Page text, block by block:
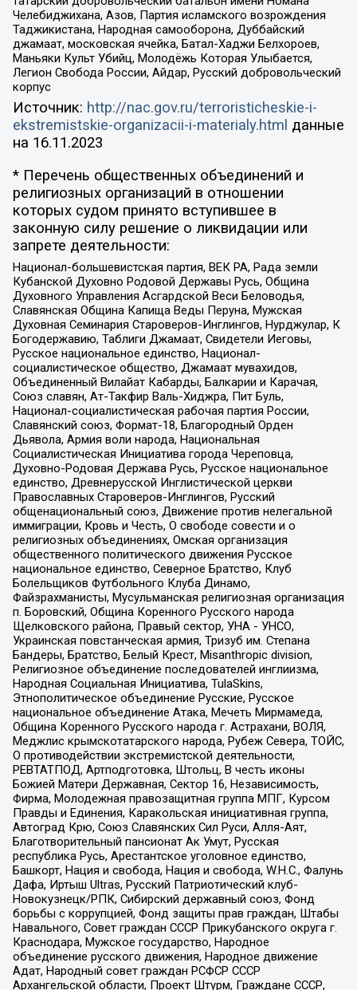
Челебиджихана, Азов, Партия исламского возрождения
Таджикистана, Народная самооборона, Дуббайский
джамаат, московская ячейка, Батал-Хаджи Белхороев,
Маньяки Культ Убийц, Молодёжь Которая Улыбается,
Легион Свобода России, Айдар, Русский добровольческий
корпус
Источник: http://nac.gov.ru/terroristicheskie-i-
ekstremistskie-organizacii-i-materialy.html данные
на 16.11.2023
* Перечень общественных объединений и
религиозных организаций в отношении
которых судом принято вступившее в
законную силу решение о ликвидации или
запрете деятельности:
Национал-большевистская партия, ВЕК РА, Рада земли
Кубанской Духовно Родовой Державы Русь, Община
Духовного Управления Асгардской Веси Беловодья,
Славянская Община Капища Веды Перуна, Мужская
Духовная Семинария Староверов-Инглингов, Нурджулар, К
Богодержавию, Таблиги Джамаат, Свидетели Иеговы,
Русское национальное единство, Национал-
социалистическое общество, Джамаат мувахидов,
Объединенный Вилайат Кабарды, Балкарии и Карачая,
Союз славян, Ат-Такфир Валь-Хиджра, Пит Буль,
Национал-социалистическая рабочая партия России,
Славянский союз, Формат-18, Благородный Орден
Дьявола, Армия воли народа, Национальная
Социалистическая Инициатива города Череповца,
Духовно-Родовая Держава Русь, Русское национальное
единство, Древнерусской Инглистической церкви
Православных Староверов-Инглингов, Русский
общенациональный союз, Движение против нелегальной
иммиграции, Кровь и Честь, О свободе совести и о
религиозных объединениях, Омская организация
общественного политического движения Русское
национальное единство, Северное Братство, Клуб
Болельщиков Футбольного Клуба Динамо,
Файзрахманисты, Мусульманская религиозная организация
п. Боровский, Община Коренного Русского народа
Щелковского района, Правый сектор, УНА - УНСО,
Украинская повстанческая армия, Тризуб им. Степана
Бандеры, Братство, Белый Крест, Misanthropic division,
Религиозное объединение последователей инглиизма,
Народная Социальная Инициатива, TulaSkins,
Этнополитическое объединение Русские, Русское
национальное объединение Атака, Мечеть Мирмамеда,
Община Коренного Русского народа г. Астрахани, ВОЛЯ,
Меджлис крымскотатарского народа, Рубеж Севера, ТОЙС,
О противодействии экстремистской деятельности,
РЕВТАТПОД, Артподготовка, Штольц, В честь иконы
Божией Матери Державная, Сектор 16, Независимость,
Фирма, Молодежная правозащитная группа МПГ, Курсом
Правды и Единения, Каракольская инициативная группа,
Автоград Крю, Союз Славянских Сил Руси, Алля-Аят,
Благотворительный пансионат Ак Умут, Русская
республика Русь, Арестантское уголовное единство,
Башкорт, Нация и свобода, Нация и свобода, W.H.С., Фалунь
Дафа, Иртыш Ultras, Русский Патриотический клуб-
Новокузнецк/РПК, Сибирский державный союз, Фонд
борьбы с коррупцией, Фонд защиты прав граждан, Штабы
Навального, Совет граждан СССР Прикубанского округа г.
Краснодара, Мужское государство, Народное
объединение русского движения, Народное движение
Адат, Народный совет граждан РСФСР СССР
Архангельской области, Проект Штурм, Граждане СССР,